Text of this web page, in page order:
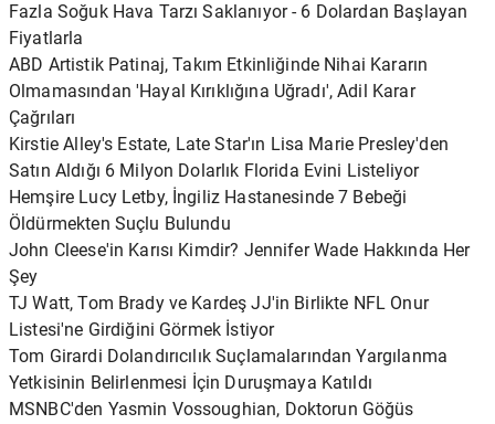
Fazla Soğuk Hava Tarzı Saklanıyor - 6 Dolardan Başlayan
Fiyatlarla
ABD Artistik Patinaj, Takım Etkinliğinde Nihai Kararın
Olmamasından 'Hayal Kırıklığına Uğradı', Adil Karar
Çağrıları
Kirstie Alley's Estate, Late Star'ın Lisa Marie Presley'den
Satın Aldığı 6 Milyon Dolarlık Florida Evini Listeliyor
Hemşire Lucy Letby, İngiliz Hastanesinde 7 Bebeği
Öldürmekten Suçlu Bulundu
John Cleese'in Karısı Kimdir? Jennifer Wade Hakkında Her
Şey
TJ Watt, Tom Brady ve Kardeş JJ'in Birlikte NFL Onur
Listesi'ne Girdiğini Görmek İstiyor
Tom Girardi Dolandırıcılık Suçlamalarından Yargılanma
Yetkisinin Belirlenmesi İçin Duruşmaya Katıldı
MSNBC'den Yasmin Vossoughian, Doktorun Göğüs